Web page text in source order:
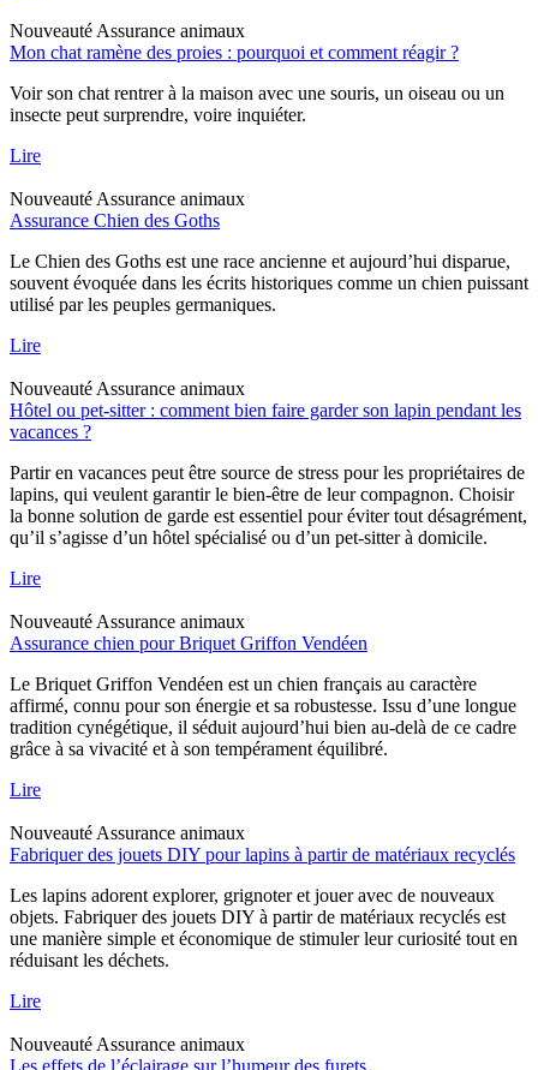
Nouveauté Assurance animaux
Mon chat ramène des proies : pourquoi et comment réagir ?
Voir son chat rentrer à la maison avec une souris, un oiseau ou un
insecte peut surprendre, voire inquiéter.
Lire
Nouveauté Assurance animaux
Assurance Chien des Goths
Le Chien des Goths est une race ancienne et aujourd’hui disparue,
souvent évoquée dans les écrits historiques comme un chien puissant
utilisé par les peuples germaniques.
Lire
Nouveauté Assurance animaux
Hôtel ou pet-sitter : comment bien faire garder son lapin pendant les
vacances ?
Partir en vacances peut être source de stress pour les propriétaires de
lapins, qui veulent garantir le bien-être de leur compagnon. Choisir
la bonne solution de garde est essentiel pour éviter tout désagrément,
qu’il s’agisse d’un hôtel spécialisé ou d’un pet-sitter à domicile.
Lire
Nouveauté Assurance animaux
Assurance chien pour Briquet Griffon Vendéen
Le Briquet Griffon Vendéen est un chien français au caractère
affirmé, connu pour son énergie et sa robustesse. Issu d’une longue
tradition cynégétique, il séduit aujourd’hui bien au-delà de ce cadre
grâce à sa vivacité et à son tempérament équilibré.
Lire
Nouveauté Assurance animaux
Fabriquer des jouets DIY pour lapins à partir de matériaux recyclés
Les lapins adorent explorer, grignoter et jouer avec de nouveaux
objets. Fabriquer des jouets DIY à partir de matériaux recyclés est
une manière simple et économique de stimuler leur curiosité tout en
réduisant les déchets.
Lire
Nouveauté Assurance animaux
Les effets de l’éclairage sur l’humeur des furets